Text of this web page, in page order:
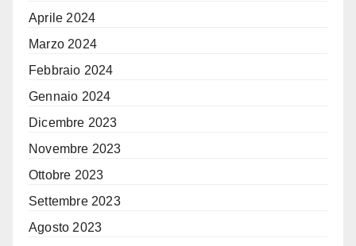
Aprile 2024
Marzo 2024
Febbraio 2024
Gennaio 2024
Dicembre 2023
Novembre 2023
Ottobre 2023
Settembre 2023
Agosto 2023